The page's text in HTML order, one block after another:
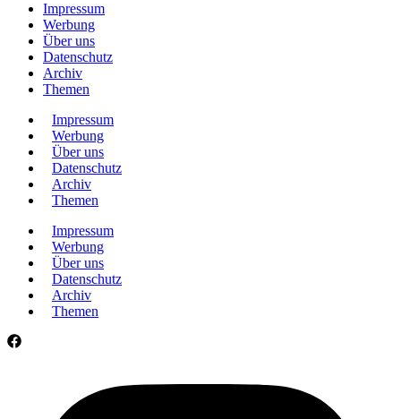
Impressum
Werbung
Über uns
Datenschutz
Archiv
Themen
Impressum
Werbung
Über uns
Datenschutz
Archiv
Themen
Impressum
Werbung
Über uns
Datenschutz
Archiv
Themen